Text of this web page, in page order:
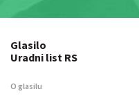
Glasilo
Uradni list RS
O glasilu